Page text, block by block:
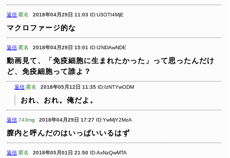
返信 匿名 2018年04月29日 11:03 ID:U3OTI4MjE
マクロファージ的な
返信 匿名 2018年04月29日 15:01 ID:I2NDAwNDE
動画見て、「免疫細胞に生まれたかった」って思ったんだけ
ど、免疫細胞って誰よ？
返信 匿名 2018年05月12日 11:35 ID:IzNTYwODM
おれ、おれ。俺だよ。
返信 743mg 2018年04月29日 17:27 ID:YwMjY2MzA
膣内と呼んだのはいっぱいいるはず
返信 匿名 2018年05月01日 21:50 ID:AxNzQwMTA